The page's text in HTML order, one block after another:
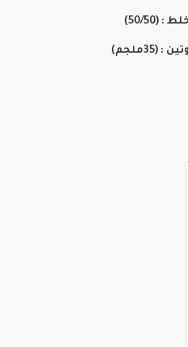
: (50/50)
(35ملجم)